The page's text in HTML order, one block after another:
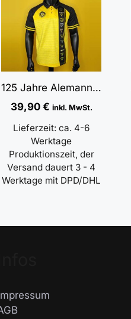
125 Jahre Alemannia Aachen Jubiläums Polo – Shirt
39,90 € inkl. MwSt.
Lieferzeit: ca. 4-6
Werktage
Produktionszeit, der
Versand dauert 3 - 4
Werktage mit DPD/DHL